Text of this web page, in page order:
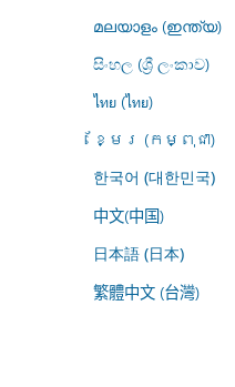
മലയാളം (ഇന്ത്യ)
සිංහල (ශ්‍රී ලංකාව)
ไทย (ไทย)
ខ្មែរ (កម្ពុជា)
한국어 (대한민국)
中文(中国)
日本語 (日本)
繁體中文 (台灣)